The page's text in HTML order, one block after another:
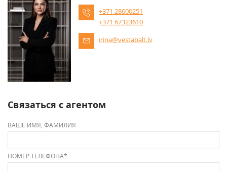
+371 28600251
+371 67323610
irina@vestabalt.lv
Связаться с агентом
ВАШЕ ИМЯ, ФАМИЛИЯ
НОМЕР ТЕЛЕФОНА*